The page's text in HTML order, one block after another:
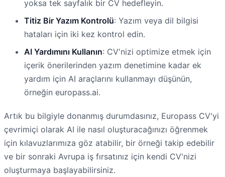
yoksa tek sayfalık bir CV hedefleyin.
Titiz Bir Yazım Kontrolü: Yazım veya dil bilgisi
hataları için iki kez kontrol edin.
AI Yardımını Kullanın: CV'nizi optimize etmek için
içerik önerilerinden yazım denetimine kadar ek
yardım için AI araçlarını kullanmayı düşünün,
örneğin europass.ai.
Artık bu bilgiyle donanmış durumdasınız, Europass CV'yi
çevrimiçi olarak AI ile nasıl oluşturacağınızı öğrenmek
için kılavuzlarımıza göz atabilir, bir örneği takip edebilir
ve bir sonraki Avrupa iş fırsatınız için kendi CV'nizi
oluşturmaya başlayabilirsiniz.